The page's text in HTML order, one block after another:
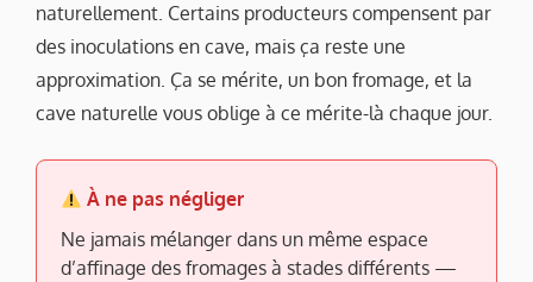
naturellement. Certains producteurs compensent par
des inoculations en cave, mais ça reste une
approximation. Ça se mérite, un bon fromage, et la
cave naturelle vous oblige à ce mérite-là chaque jour.
À ne pas négliger
Ne jamais mélanger dans un même espace
d’affinage des fromages à stades différents —